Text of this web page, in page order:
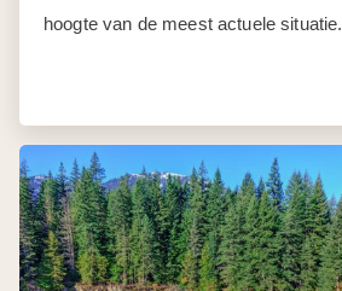
hoogte van de meest actuele situatie.